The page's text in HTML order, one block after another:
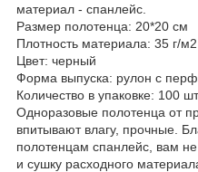
материал - спанлейс.
Размер полотенца: 20*20 см
Плотность материала: 35 г/м2
Цвет: черный
Форма выпуска: рулон с
Количество в упаковке: 100 шт
Одноразовые полотенца от
впитывают влагу, прочные.
полотенцам спанлейс, вам
и сушку расходного